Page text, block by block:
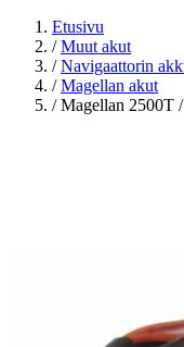
Etusivu
/ Muut akut
/ Navigaattorin
/ Magellan akut
/ Magellan 2500T